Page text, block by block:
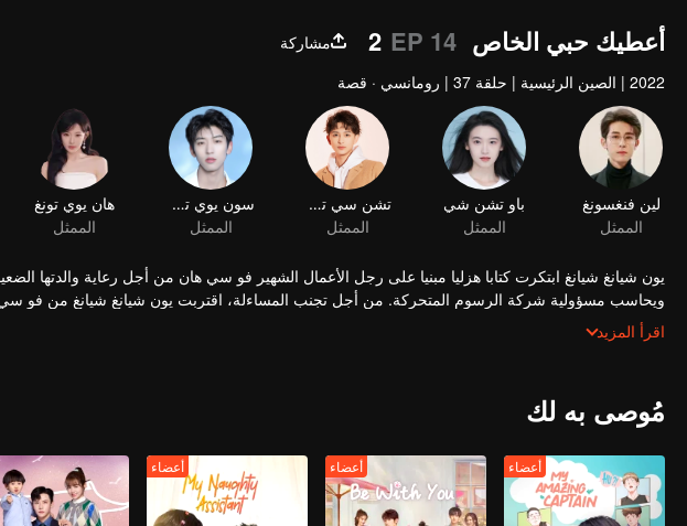
أعطيك حبي الخاص 2 EP 14
مشاركة
2022
| الصين الرئيسية | حلقة 37 | رومانسي · قصة
لين فنغسونغ
الممثل
باو تشن شي
الممثل
تشن سي تشي
الممثل
سون يوي تشن
الممثل
هان يوي تونغ
الممثل
يون شيانغ شيانغ ابتكرت كتابا هزليا مبنيا على رجل الأعمال الشهير فو سي هان من أجل رعاية والدتها
ويحاسب مسؤولية شركة الرسوم المتحركة. من أجل تجنب المساءلة، اقتربت يون شيانغ شيانغ من فو
أن تظاهر بأنها خطيبته!
اقرأ المزيد
مُوصى به لك
أعضاء أعضاء أعضاء